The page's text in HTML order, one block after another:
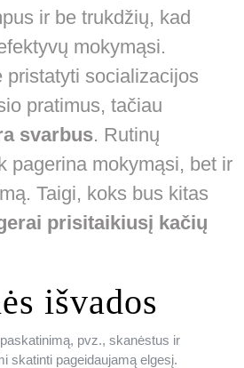
ir be trukdžių, kad
mokymąsi.
pristatyti socializacijos
pratimus, tačiau
svarbus. Rutinų
pagerina mokymąsi, bet ir
Taigi, koks bus kitas
prisitaikiusį kačių
išvados
pvz., skanėstus ir
skatinti pageidaujamą elgesį.